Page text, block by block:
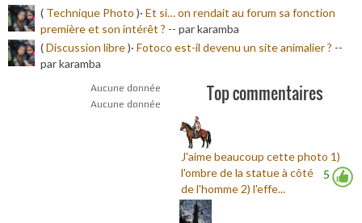
( Technique Photo )· Et si… on rendait au forum sa fonction
première et son intérêt ? -- par karamba
(Discussion libre)· Fotoco est-il devenu un site animalier ? --
par karamba
Aucune donnée
Aucune donnée
Top commentaires
5
J'aime beaucoup cette photo 1)
l'ombre de la statue à côté
de l'homme 2) l'effe...